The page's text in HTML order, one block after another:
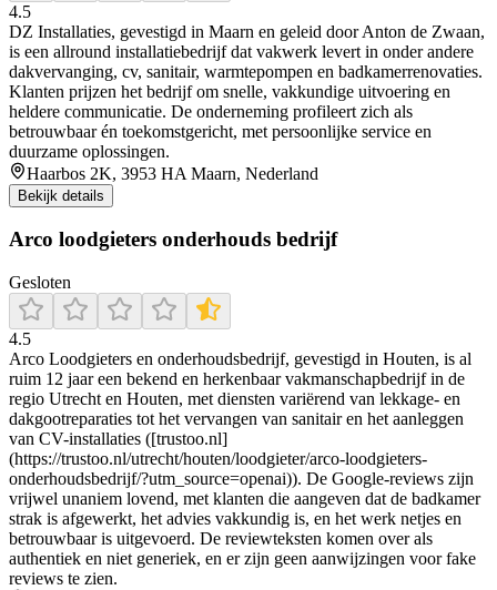
4.5
DZ Installaties, gevestigd in Maarn en geleid door Anton de Zwaan,
is een allround installatiebedrijf dat vakwerk levert in onder andere
dakvervanging, cv, sanitair, warmtepompen en badkamerrenovaties.
Klanten prijzen het bedrijf om snelle, vakkundige uitvoering en
heldere communicatie. De onderneming profileert zich als
betrouwbaar én toekomstgericht, met persoonlijke service en
duurzame oplossingen.
Haarbos 2K, 3953 HA Maarn, Nederland
Bekijk details
Arco loodgieters onderhouds bedrijf
Gesloten
4.5
Arco Loodgieters en onderhoudsbedrijf, gevestigd in Houten, is al
ruim 12 jaar een bekend en herkenbaar vakmanschapbedrijf in de
regio Utrecht en Houten, met diensten variërend van lekkage- en
dakgootreparaties tot het vervangen van sanitair en het aanleggen
van CV-installaties ([trustoo.nl]
(https://trustoo.nl/utrecht/houten/loodgieter/arco-loodgieters-
onderhoudsbedrijf/?utm_source=openai)). De Google-reviews zijn
vrijwel unaniem lovend, met klanten die aangeven dat de badkamer
strak is afgewerkt, het advies vakkundig is, en het werk netjes en
betrouwbaar is uitgevoerd. De reviewteksten komen over als
authentiek en niet generiek, en er zijn geen aanwijzingen voor fake
reviews te zien.